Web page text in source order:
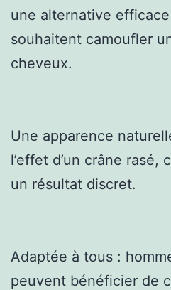
une alternative
souhaitent camoufler
cheveux.
Une apparence
l’effet d’un crâne
un résultat discret.
Adaptée à tous :
peuvent bénéficier de